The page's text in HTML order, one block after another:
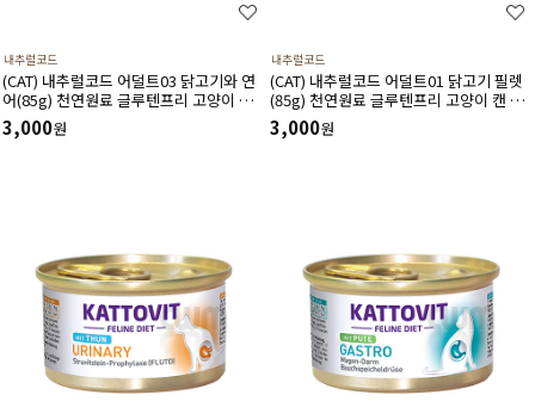
내추럴코드
(CAT) 내추럴코드 어덜트03 닭고기와 연
어(85g) 천연원료 글루텐프리 고양이 캔
습식사료
3,000원
내추럴코드
(CAT) 내추럴코드 어덜트01 닭고기 필렛
(85g) 천연원료 글루텐프리 고양이 캔 습
식사료
3,000원